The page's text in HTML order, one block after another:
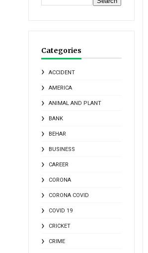
Categories
ACCIDENT
AMERICA
ANIMAL AND PLANT
BANK
BEHAR
BUSINESS
CAREER
CORONA
CORONA COVID
COVID 19
CRICKET
CRIME